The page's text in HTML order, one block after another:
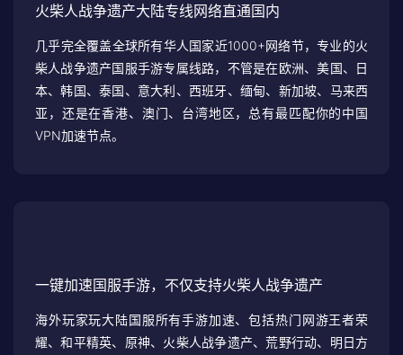
火柴人战争遗产大陆专线网络直通国内
几乎完全覆盖全球所有华人国家近1000+网络节，专业的火
柴人战争遗产国服手游专属线路，不管是在欧洲、美国、日
本、韩国、泰国、意大利、西班牙、缅甸、新加坡、马来西
亚，还是在香港、澳门、台湾地区，总有最匹配你的中国
VPN加速节点。
一键加速国服手游，不仅支持火柴人战争遗产
海外玩家玩大陆国服所有手游加速、包括热门网游王者荣
耀、和平精英、原神、火柴人战争遗产、荒野行动、明日方